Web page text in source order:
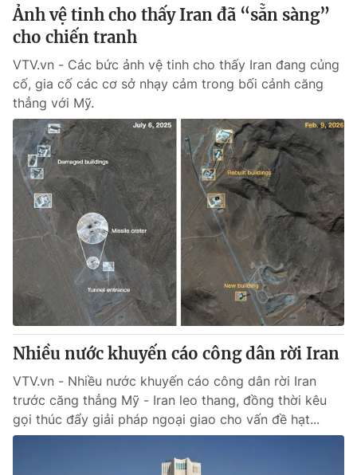
Ảnh vệ tinh cho thấy Iran đã “sẵn sàng”
cho chiến tranh
VTV.vn - Các bức ảnh vệ tinh cho thấy Iran đang củng
cố, gia cố các cơ sở nhạy cảm trong bối cảnh căng
thẳng với Mỹ.
Nhiều nước khuyến cáo công dân rời Iran
VTV.vn - Nhiều nước khuyến cáo công dân rời Iran
trước căng thẳng Mỹ - Iran leo thang, đồng thời kêu
gọi thúc đẩy giải pháp ngoại giao cho vấn đề hạt...